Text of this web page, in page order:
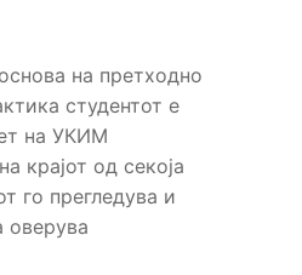
на претходно
студентот е
на УКИМ
крајот од секоја
го прегледува и
оверува